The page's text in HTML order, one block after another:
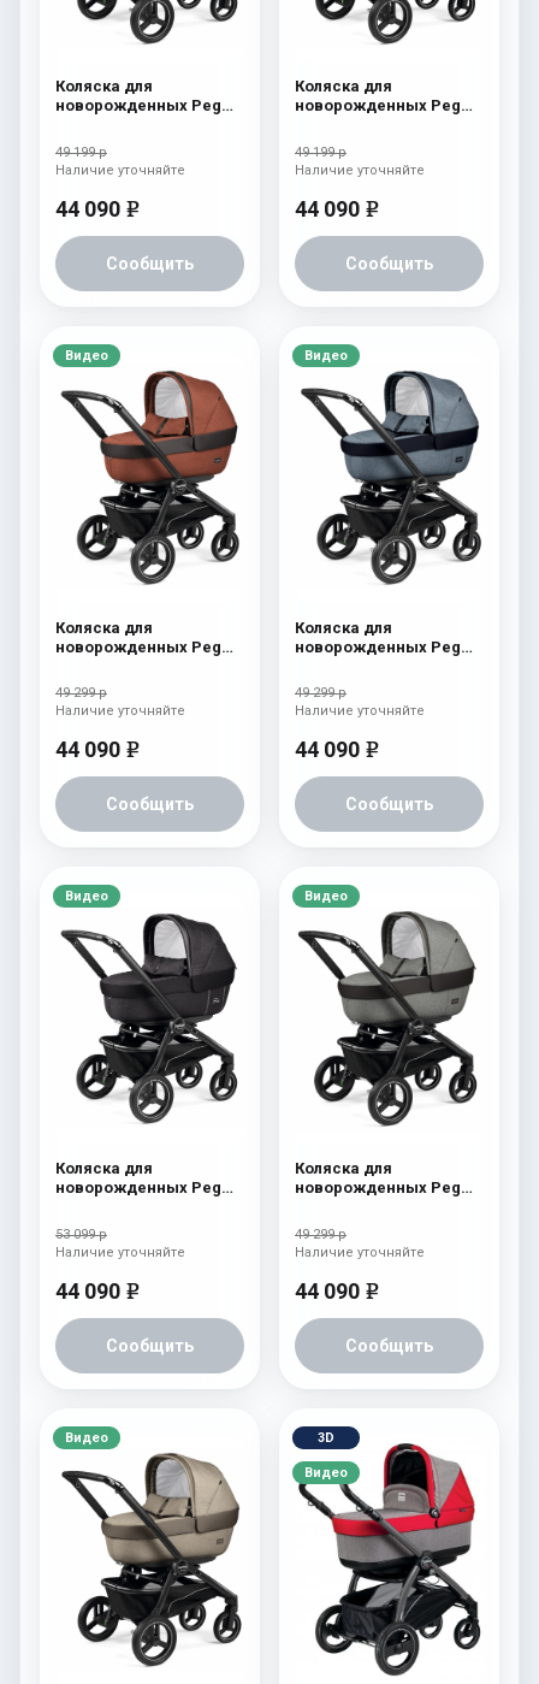
Коляска для
новорожденных Peg
Cream
49 199 р
44 090 e
Сообщить
Наличие уточняйте
Коляска для
новорожденных Peg
Atmosphere
49 199 р
44 090 e
Сообщить
Наличие уточняйте
Видео
Коляска для
новорожденных Peg
Terracotta
49 299 р
44 090 e
Сообщить
Наличие уточняйте
Видео
Коляска для
новорожденных Peg
Horizon
49 299 р
44 090 e
Сообщить
Наличие уточняйте
Видео
Коляска для
новорожденных Peg
53 099 р
44 090 e
Сообщить
Наличие уточняйте
Видео
Коляска для
новорожденных Peg
Atmosphere
49 299 р
44 090 e
Сообщить
Наличие уточняйте
Видео 3D
Видео